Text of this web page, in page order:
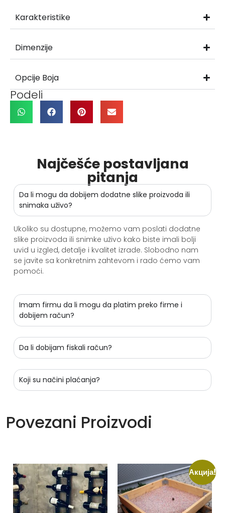
Karakteristike
Dimenzije
Opcije Boja
Podeli
Najčešće postavljana
pitanja
Da li mogu da dobijem dodatne slike proizvoda ili
snimaka uživo?
Ukoliko su dostupne, možemo vam poslati dodatne
slike proizvoda ili snimke uživo kako biste imali bolji
uvid u izgled, detalje i kvalitet izrade. Slobodno nam
se javite sa konkretnim zahtevom i rado ćemo vam
pomoći.
Imam firmu da li mogu da platim preko firme i
dobijem račun?
Da li dobijam fiskali račun?
Koji su načini plaćanja?
Povezani Proizvodi
Акција!